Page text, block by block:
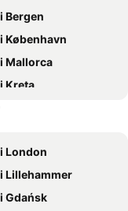
Bergen
København
Mallorca
Kreta
London
Lillehammer
Gdańsk